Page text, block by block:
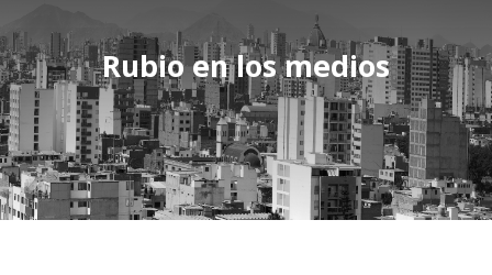
Rubio en los medios